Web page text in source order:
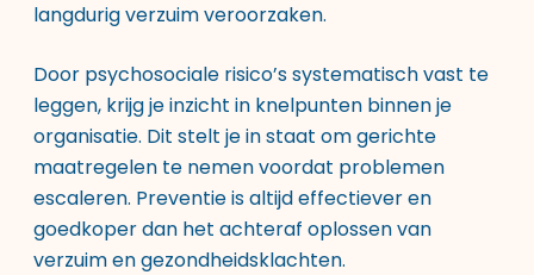
langdurig verzuim veroorzaken.
Door psychosociale risico’s systematisch vast te
leggen, krijg je inzicht in knelpunten binnen je
organisatie. Dit stelt je in staat om gerichte
maatregelen te nemen voordat problemen
escaleren. Preventie is altijd effectiever en
goedkoper dan het achteraf oplossen van
verzuim en gezondheidsklachten.